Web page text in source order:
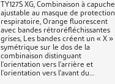
TY127S XG, Combinaison à capuche
ajustable au masque de protection
respiratoire, Orange fluorescent
avec bandes rétroréfléchissantes
grises, Les bandes créent un « X »
symétrique sur le dos de la
combinaison distinguant
l'orientation vers l'arrière et
l'orientation vers l'avant du